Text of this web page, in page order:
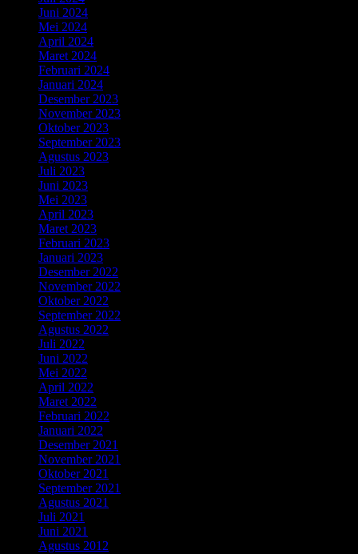
Juni 2024
Mei 2024
April 2024
Maret 2024
Februari 2024
Januari 2024
Desember 2023
November 2023
Oktober 2023
September 2023
Agustus 2023
Juli 2023
Juni 2023
Mei 2023
April 2023
Maret 2023
Februari 2023
Januari 2023
Desember 2022
November 2022
Oktober 2022
September 2022
Agustus 2022
Juli 2022
Juni 2022
Mei 2022
April 2022
Maret 2022
Februari 2022
Januari 2022
Desember 2021
November 2021
Oktober 2021
September 2021
Agustus 2021
Juli 2021
Juni 2021
Agustus 2012